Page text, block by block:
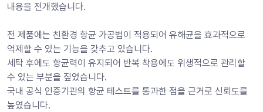
내용을 전개했습니다.
전 제품에는 친환경 항균 가공법이 적용되어 유해균을 효과적으로
억제할 수 있는 기능을 갖추고 있습니다.
세탁 후에도 항균력이 유지되어 반복 착용에도 위생적으로 관리할
수 있는 부분을 짚었습니다.
국내 공식 인증기관의 항균 테스트를 통과한 점을 근거로 신뢰도를
높였습니다.